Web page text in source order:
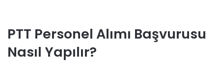
PTT Personel Alımı Başvurusu
Nasıl Yapılır?